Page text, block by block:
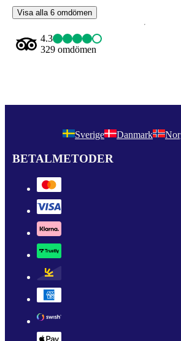
Visa alla 6 omdömen
4.3
329 omdömen
Sverige Danmark
BETALMETODER